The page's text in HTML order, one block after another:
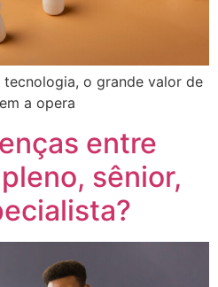
o grande valor de
a opera
entre
sênior,